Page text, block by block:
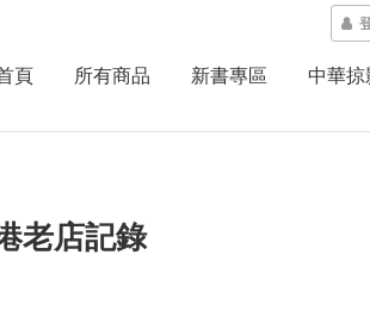
頁 所有商品 新書專區 中華掠
老店記錄